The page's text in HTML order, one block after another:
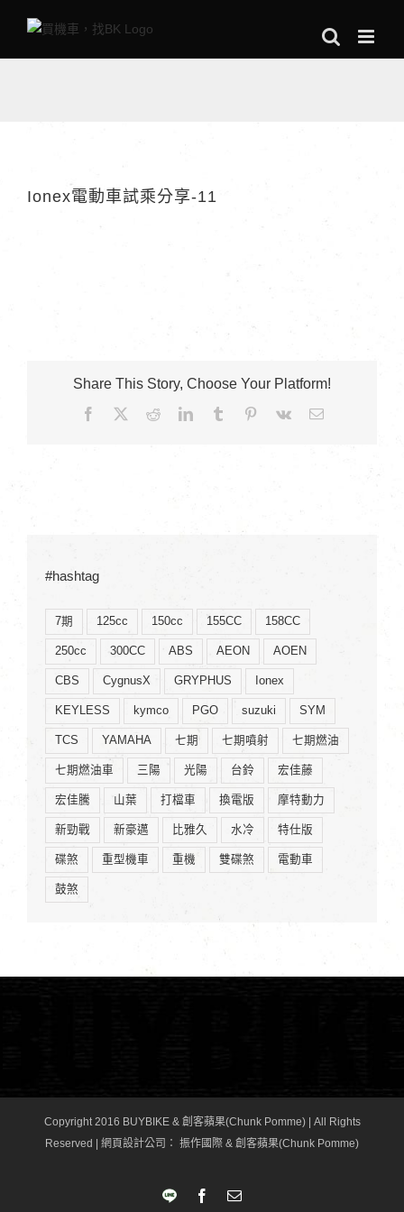
Ionex電動車試乘分享-11
Share This Story, Choose Your Platform!
Facebook RedditLinkedInTumblr Pinterest
Vk Email:
#hashtag
7期 125cc 150cc 155CC 158CC
250cc 300CC ABS AEON AOEN
CBS CygnusX GRYPHUS Ionex
KEYLESS kymco PGO suzuki SYM
TCS YAMAHA 七期 七期噴射 七期燃油
七期燃油車 三陽 光陽 台鈴 宏佳藤
宏佳騰 山葉 打檔車 換電版 摩特動力
新勁戰 新豪邁 比雅久 水冷 特仕版
碟煞 重型機車 重機 雙碟煞 電動車
鼓煞
Copyright 2016 BUYBIKE & 創客蘋果(Chunk Pomme) | All Rights
Reserved | 網頁設計公司 ： 振作國際 & 創客蘋果(Chunk Pomme)
LINE FacebookEmail: